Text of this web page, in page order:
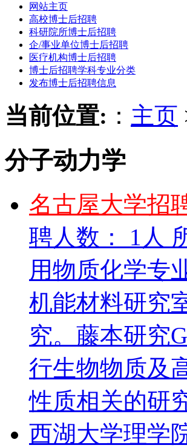
网站主页
高校博士后招聘
科研院所博士后招聘
企/事业单位博士后招聘
医疗机构博士后招聘
博士后招聘学科专业分类
发布博士后招聘信息
当前位置: ： 主页
分子动力学
名古屋大学招
聘人数： 1人
用物质化学专
机能材料研究
究。藤本研究
行生物物质及
性质相关的研
西湖大学理学